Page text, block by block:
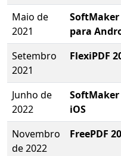
Maio de
2021
SoftMaker
para
Setembro
2021
FlexiPDF
Junho de
2022
iOS
Novembro
de 2022
FreePDF